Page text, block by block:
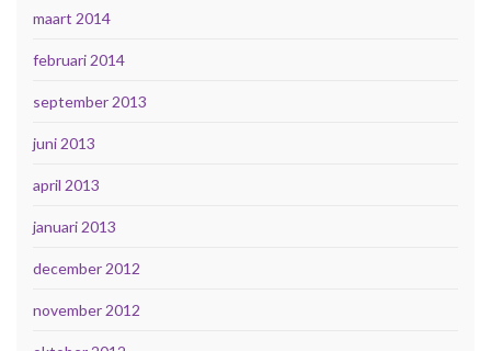
maart 2014
februari 2014
september 2013
juni 2013
april 2013
januari 2013
december 2012
november 2012